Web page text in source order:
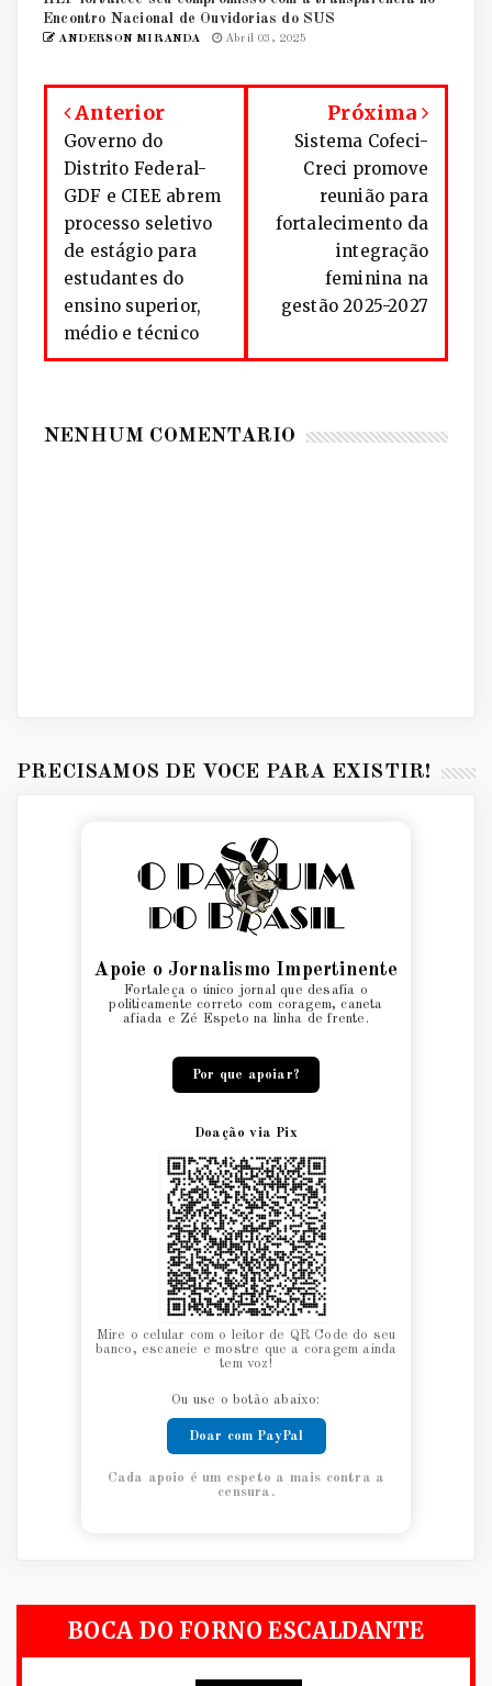
Encontro Nacional de Ouvidorias do SUS
ANDERSON MIRANDA Abril 03, 2025
Anterior
Governo do
Distrito Federal-
GDF e CIEE abrem
processo seletivo
de estágio para
estudantes do
ensino superior,
médio e técnico
Próxima
Sistema Cofeci-
Creci promove
reunião para
fortalecimento da
integração
feminina na
gestão 2025-2027
NENHUM COMENTÁRIO
PRECISAMOS DE VOCÊ PARA EXISTIR!
Apoie o Jornalismo Impertinente
Fortaleça o único jornal que desafia o
politicamente correto com coragem, caneta
afiada e Zé Espeto na linha de frente.
Por que apoiar?
Doação via Pix
Mire o celular com o leitor de QR Code do seu
banco, escaneie e mostre que a coragem ainda
tem voz!
Ou use o botão abaixo:
Doar com PayPal
Cada apoio é um espeto a mais contra a
censura.
BOCA DO FORNO ESCALDANTE